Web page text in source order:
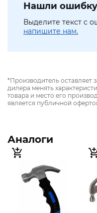
Нашли
Выделите текст с
напишите нам.
*Производитель оставляет
дилера менять
товара и место его
является публичной
Аналоги